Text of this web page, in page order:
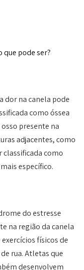
que pode ser?
dor na canela pode
como óssea
presente na
adjacentes, como
classificada como
específico.
do estresse
na região da canela
físicos de
rua. Atletas que
desenvolvem